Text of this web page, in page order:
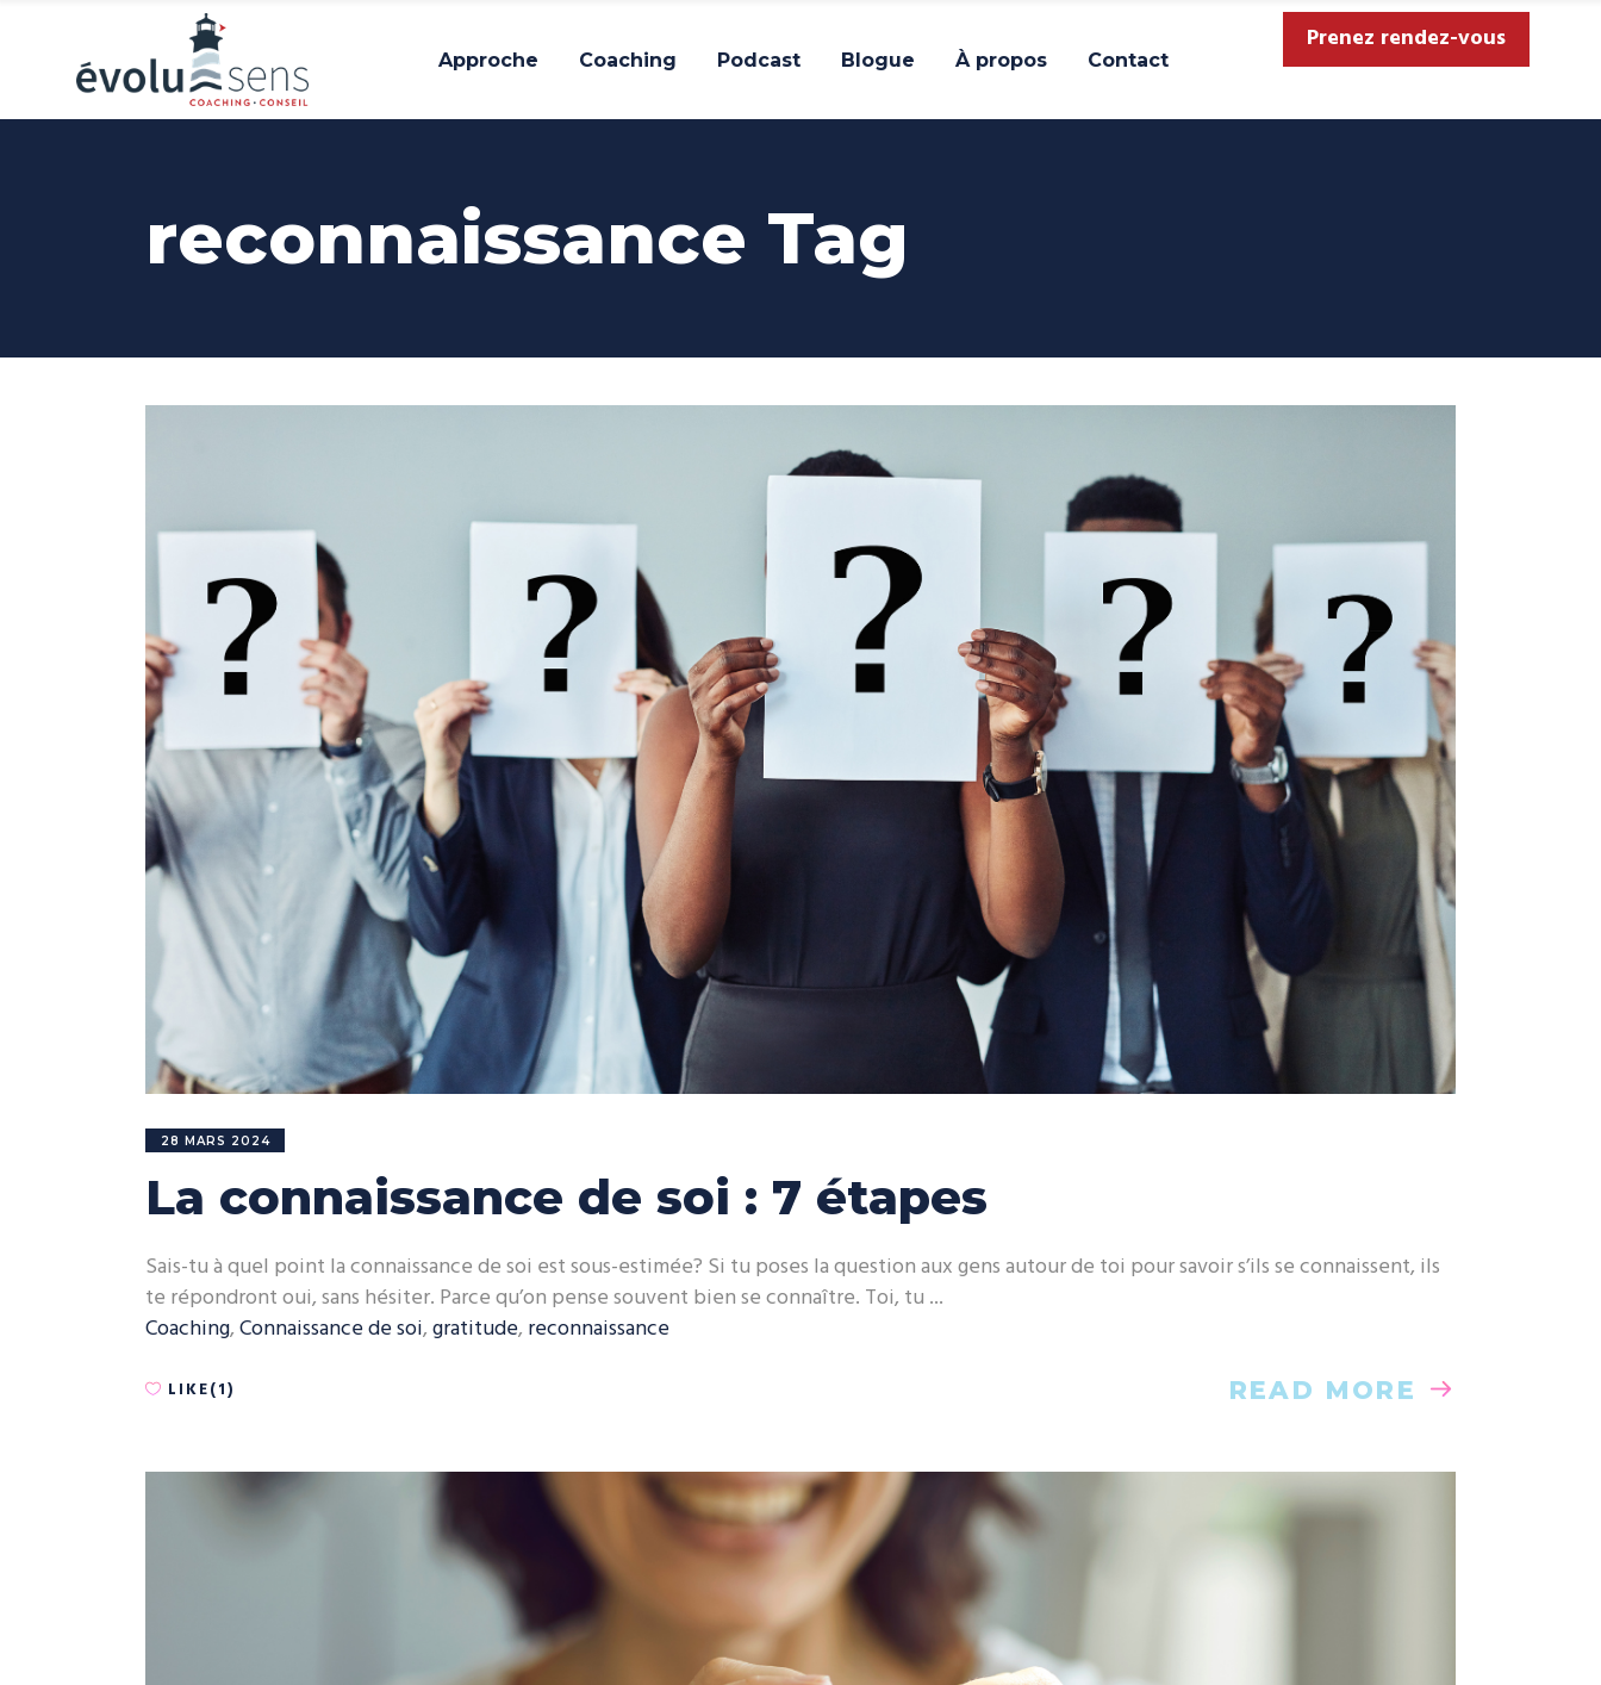
Approche Coaching Podcast Blogue À propos Contact
Prenez rendez-vous
reconnaissance Tag
28 MARS 2024
La connaissance de soi : 7 étapes
Sais-tu à quel point la connaissance de soi est sous-estimée? Si tu poses la question aux gens autour de toi pour savoir s’ils se connaissent, ils
te répondront oui, sans hésiter. Parce qu’on pense souvent bien se connaître. Toi, tu
Coaching,Connaissance de soi,gratitude, reconnaissance
LIKE(1) READ MORE